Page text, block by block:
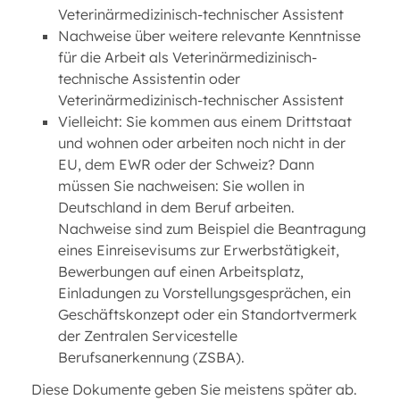
Veterinärmedizinisch-technischer Assistent
Nachweise über weitere relevante Kenntnisse
für die Arbeit als Veterinärmedizinisch-
technische Assistentin oder
Veterinärmedizinisch-technischer Assistent
Vielleicht: Sie kommen aus einem Drittstaat
und wohnen oder arbeiten noch nicht in der
EU, dem EWR oder der Schweiz? Dann
müssen Sie nachweisen: Sie wollen in
Deutschland in dem Beruf arbeiten.
Nachweise sind zum Beispiel die Beantragung
eines Einreisevisums zur Erwerbstätigkeit,
Bewerbungen auf einen Arbeitsplatz,
Einladungen zu Vorstellungsgesprächen, ein
Geschäftskonzept oder ein Standortvermerk
der Zentralen Servicestelle
Berufsanerkennung (ZSBA).
Diese Dokumente geben Sie meistens später ab.